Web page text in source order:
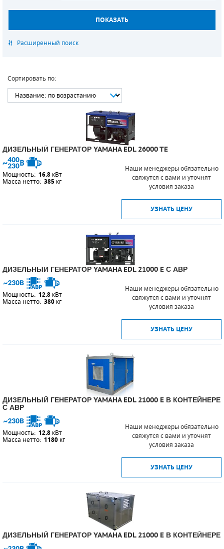
Сортировать по:
ДИЗЕЛЬНЫЙ ГЕНЕРАТОР YAMAHA EDL 26000 TE
Мощность: 16.8 кВт
Масса нетто: 385 кг
Наши менеджеры обязательно
свяжутся с вами и уточнят
условия заказа
УЗНАТЬ ЦЕНУ
ДИЗЕЛЬНЫЙ ГЕНЕРАТОР YAMAHA EDL 21000 E С АВР
Мощность: 12.8 кВт
Масса нетто: 380 кг
Наши менеджеры обязательно
свяжутся с вами и уточнят
условия заказа
УЗНАТЬ ЦЕНУ
ДИЗЕЛЬНЫЙ ГЕНЕРАТОР YAMAHA EDL 21000 E В КОНТЕЙНЕРЕ
С АВР
Мощность: 12.8 кВт
Масса нетто: 1180 кг
Наши менеджеры обязательно
свяжутся с вами и уточнят
условия заказа
УЗНАТЬ ЦЕНУ
ДИЗЕЛЬНЫЙ ГЕНЕРАТОР YAMAHA EDL 21000 E В КОНТЕЙНЕРЕ
ЧИЛЛЕРЫ
КАНАЛИЗАЦИОННЫЕ НАСОСЫ
БЕНЗИНОВЫЕ МОТОПОМПЫ
ОСВЕТИТЕЛЬНЫЕ МАЧТЫ
КОНТРОЛЛЕРЫ (БЛОКИ УПРАВЛЕНИЯ)
ПРЕДОХРАНИТЕЛЬНЫЕ КЛАПАНЫ
ОБРАТНЫЕ КЛАПАНЫ
КЛАПАНЫ МИНИМАЛЬНОГО ДАВЛЕНИЯ
РЕЛЕ ДАВЛЕНИЯ ДЛЯ ДЛЯ КОМПРЕССОРОВ
ДАТЧИКИ
РУКАВА ВЫСОКОГО ДАВЛЕНИЯ (РВД)
ЗАПЧАСТИ ДЛЯ ВИНТОВЫХ КОМПРЕССОРОВ
СМЕННЫЕ ЭЛЕМЕНТЫ МАГИСТРАЛЬНЫХ
ДЛЯ АДСОРБЦИОННЫХ ОСУШИТЕЛЕЙ
ЭЛЕКТРОДВИГАТЕЛИ
МОТОРНОЕ МАСЛО
РАДИАТОРЫ
ДЕТАЛИ ПОРШНЕВЫХ КОМПРЕССОРОВ
ДЕТАЛИ СПИРАЛЬНЫХ КОМПРЕССОРОВ
ДЕТАЛИ НАСОСНОЙ ЧАСТИ